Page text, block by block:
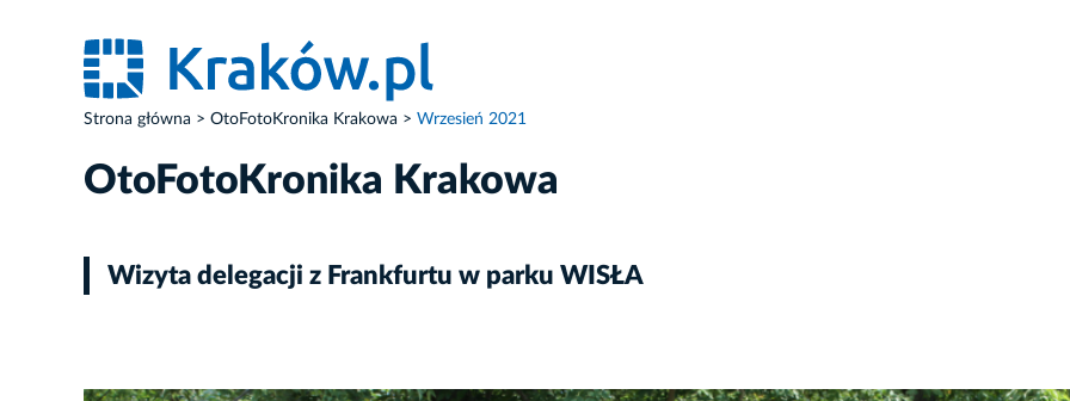
Strona główna OtoFotoKronika Krakowa Wrzesień 2021
OtoFotoKronika Krakowa
Wizyta delegacji z Frankfurtu w parku WISŁA